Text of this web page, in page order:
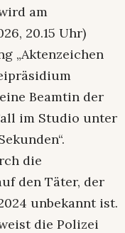
am
20.15 Uhr)
„Aktenzeichen
Beamtin der
im Studio unter
die
den Täter, der
unbekannt ist.
die Polizei